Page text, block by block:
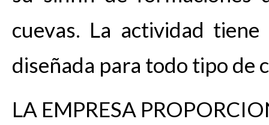
cuevas. La actividad
diseñada para todo tipo de
LA EMPRESA